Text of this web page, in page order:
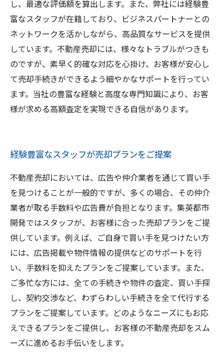
し、最適な評価額を算出します。また、弊社には経験豊
富なスタッフが在籍しており、ビジネスパートナーとの
ネットワークを活かしながら、高品質なサービスを提供
しています。不動産売却には、様々なトラブルがつきも
のですが、素早く的確な対応を心掛け、お客様が安心し
て売却手続きができるよう細やかなサポートを行ってい
ます。当社の豊富な経験と高度な専門知識により、お客
様が求める高額査定を実現できる自信があります。
経験豊富なスタッフが売却プランをご提案
不動産売却においては、広告や仲介業者を通じて買い手
を見つけることが一般的ですが、多くの場合、その仲介
業者が取る手数料や広告費が負担となります。集英都市
開発ではスタッフが、お客様に合った売却プランをご提
供しています。例えば、ご自身で買い手を見つけたい方
には、広告掲載や物件情報の提供などのサポートを行
い、手数料を抑えたプランをご提案しています。また、
ご多忙な方には、全ての手続きや物件の査定、買い手探
し、契約交渉など、わずらわしい手続きを全て代行する
プランをご提案しています。どのようなニーズにもお応
えできるプランをご提供し、お客様の不動産売却をスム
ーズに進めるお手伝いをします。